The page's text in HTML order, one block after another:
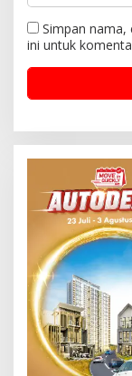
Simpan nama,
ini untuk